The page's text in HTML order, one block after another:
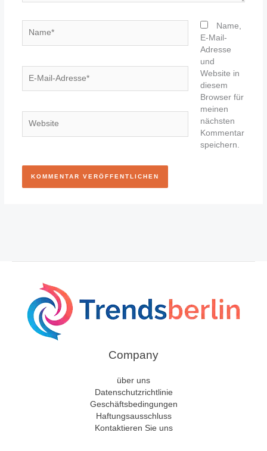
Mail-
Name,
E-Mail-
Adresse
und
Website in
diesem
Browser für
meinen
nächsten
Kommentar
speichern.
Company
über uns
Datenschutzrichtlinie
Geschäftsbedingungen
Haftungsausschluss
Kontaktieren Sie uns